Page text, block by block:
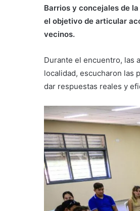
Barrios y concejales de
el objetivo de articular
vecinos.
Durante el encuentro, las
localidad, escucharon las
dar respuestas reales y